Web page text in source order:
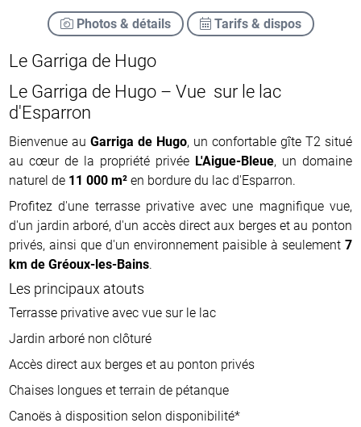
Photos & détails Tarifs & dispos
Le Garriga de Hugo
Le Garriga de Hugo – Vue sur le lac
d'Esparron
Bienvenue auGarriga de Hugo, un confortable gîte T2 situé
au cœur de la propriété privée L'Aigue-Bleue, un domaine
naturel de 11 000 m² en bordure du lac d'Esparron.
Profitez d'une terrasse privative avec une magnifique vue,
d'un jardin arboré, d'un accès direct aux berges et au ponton
privés, ainsi que d'un environnement paisible à seulement 7
km de Gréoux-les-Bains.
Les principaux atouts
Terrasse privative avec vue sur le lac
Jardin arboré non clôturé
Accès direct aux berges et au ponton privés
Chaises longues et terrain de pétanque
Canoës à disposition selon disponibilité*